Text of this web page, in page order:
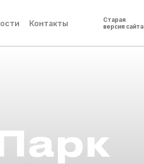
Контакты
Старая
версия сайта